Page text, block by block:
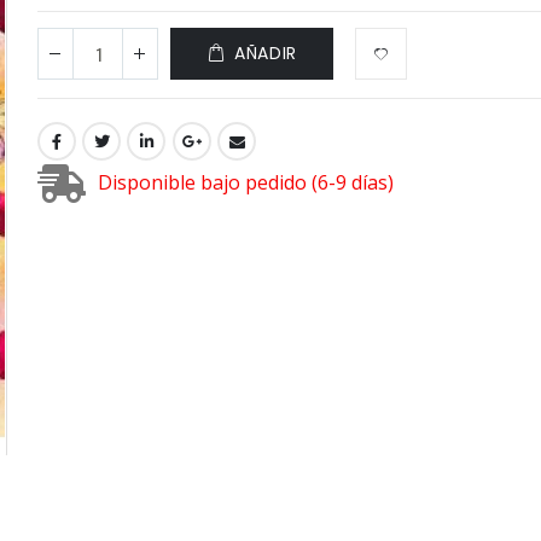
AÑADIR
Disponible bajo pedido (6-9 días)